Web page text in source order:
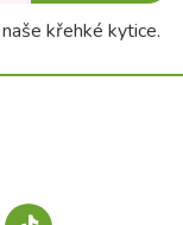
křehké kytice.